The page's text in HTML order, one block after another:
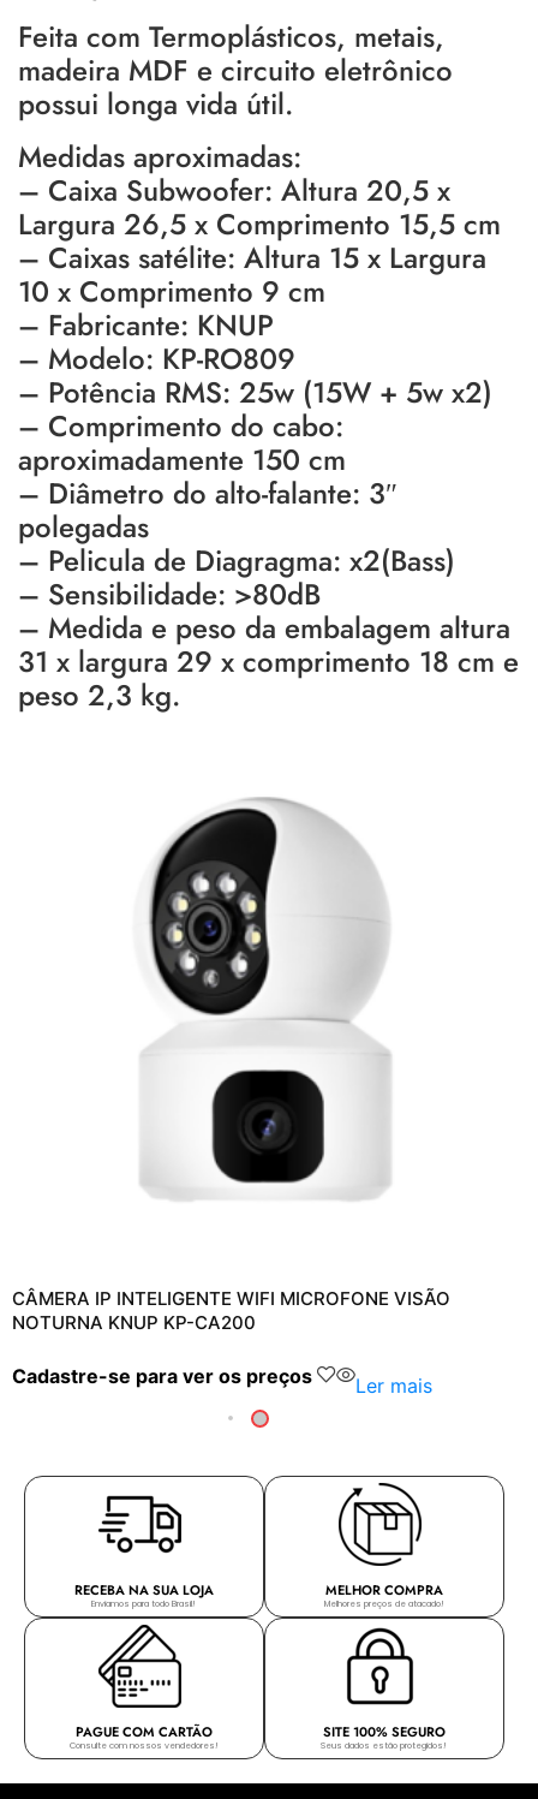
Feita com Termoplásticos, metais,
madeira MDF e circuito eletrônico
possui longa vida útil.
Medidas aproximadas:
– Caixa Subwoofer: Altura 20,5 x
Largura 26,5 x Comprimento 15,5 cm
– Caixas satélite: Altura 15 x Largura
10 x Comprimento 9 cm
– Fabricante: KNUP
– Modelo: KP-RO809
– Potência RMS: 25w (15W + 5w x2)
– Comprimento do cabo:
aproximadamente 150 cm
– Diâmetro do alto-falante: 3″
polegadas
– Pelicula de Diagragma: x2(Bass)
– Sensibilidade: >80dB
– Medida e peso da embalagem altura
31 x largura 29 x comprimento 18 cm e
peso 2,3 kg.
CÂMERA IP INTELIGENTE WIFI MICROFONE VISÃO
NOTURNA KNUP KP-CA200
Cadastre-se para ver os preços Ler mais
RECEBA NA SUA LOJA
Enviamos para todo Brasil!
MELHOR COMPRA
Melhores preços de atacado!
PAGUE COM CARTÃO
Consulte com nossos vendedores!
SITE 100% SEGURO
Seus dados estão protegidos!